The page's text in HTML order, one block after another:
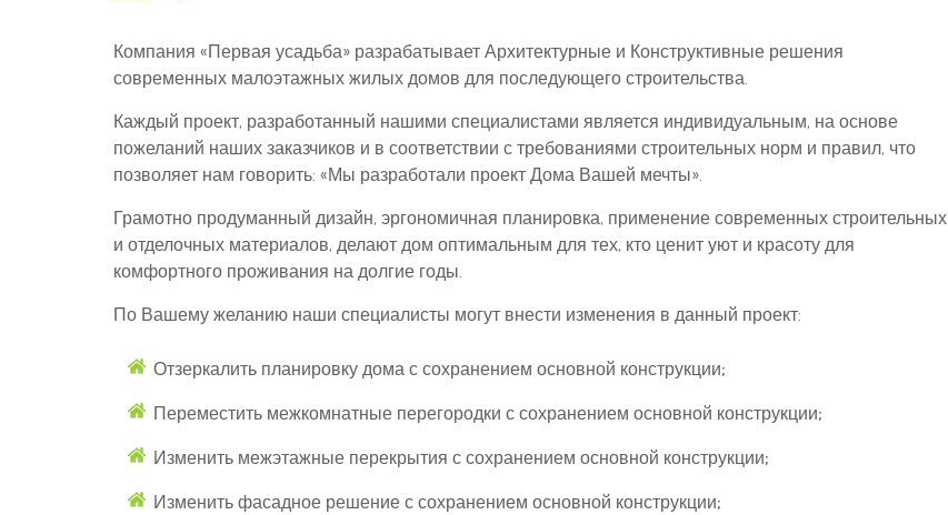
Компания «Первая усадьба» разрабатывает Архитектурные и Конструктивные решения
современных малоэтажных жилых домов для последующего строительства.
Каждый проект, разработанный нашими специалистами является индивидуальным, на основе
пожеланий наших заказчиков и в соответствии с требованиями строительных норм и правил, что
позволяет нам говорить: «Мы разработали проект Дома Вашей мечты».
Грамотно продуманный дизайн, эргономичная планировка, применение современных строительных
и отделочных материалов, делают дом оптимальным для тех, кто ценит уют и красоту для
комфортного проживания на долгие годы.
По Вашему желанию наши специалисты могут внести изменения в данный проект:
Отзеркалить планировку дома с сохранением основной конструкции;
Переместить межкомнатные перегородки с сохранением основной конструкции;
Изменить межэтажные перекрытия с сохранением основной конструкции;
Изменить фасадное решение с сохранением основной конструкции;